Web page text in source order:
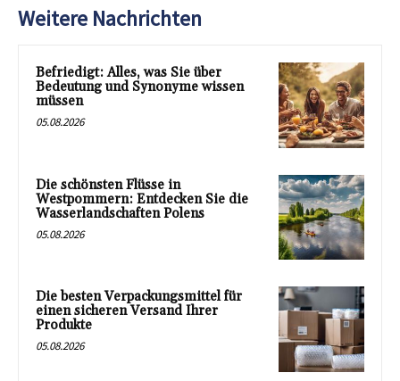
Weitere Nachrichten
Befriedigt: Alles, was Sie über
Bedeutung und Synonyme wissen
müssen
05.08.2026
Die schönsten Flüsse in
Westpommern: Entdecken Sie die
Wasserlandschaften Polens
05.08.2026
Die besten Verpackungsmittel für
einen sicheren Versand Ihrer
Produkte
05.08.2026